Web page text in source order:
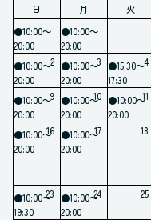
日 月 火
●10:00～
20:00
●10:00～
20:00
2
●10:00～
20:00
3
●10:00～
20:00
4
●15:30～
17:30
9
●10:00～
20:00
10
●10:00～
20:00
11
●10:00～
20:00
16
●10:00～
20:00
17
●10:00～
20:00
18
23
●10:00～
19:30
24
●10:00～
20:00
25